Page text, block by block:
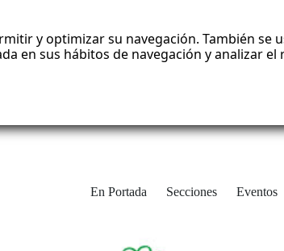
y optimizar su navegación. También
en sus hábitos de navegación y analizar
En Portada Secciones Eventos